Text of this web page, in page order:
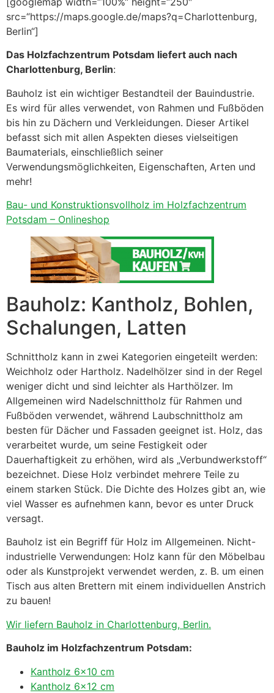
src=“https://maps.google.de/maps?q=Charlottenburg,
Berlin“]
Das Holzfachzentrum Potsdam liefert auch nach
Charlottenburg, Berlin:
Bauholz ist ein wichtiger Bestandteil der Bauindustrie.
Es wird für alles verwendet, von Rahmen und Fußböden
bis hin zu Dächern und Verkleidungen. Dieser Artikel
befasst sich mit allen Aspekten dieses vielseitigen
Baumaterials, einschließlich seiner
Verwendungsmöglichkeiten, Eigenschaften, Arten und
mehr!
Bau- und Konstruktionsvollholz im Holzfachzentrum
Potsdam – Onlineshop
Bauholz: Kantholz, Bohlen,
Schalungen, Latten
Schnittholz kann in zwei Kategorien eingeteilt werden:
Weichholz oder Hartholz. Nadelhölzer sind in der Regel
weniger dicht und sind leichter als Harthölzer. Im
Allgemeinen wird Nadelschnittholz für Rahmen und
Fußböden verwendet, während Laubschnittholz am
besten für Dächer und Fassaden geeignet ist. Holz, das
verarbeitet wurde, um seine Festigkeit oder
Dauerhaftigkeit zu erhöhen, wird als „Verbundwerkstoff“
bezeichnet. Diese Holz verbindet mehrere Teile zu
einem starken Stück. Die Dichte des Holzes gibt an, wie
viel Wasser es aufnehmen kann, bevor es unter Druck
versagt.
Bauholz ist ein Begriff für Holz im Allgemeinen. Nicht-
industrielle Verwendungen: Holz kann für den Möbelbau
oder als Kunstprojekt verwendet werden, z. B. um einen
Tisch aus alten Brettern mit einem individuellen Anstrich
zu bauen!
Wir liefern Bauholz in Charlottenburg, Berlin.
Bauholz im Holzfachzentrum Potsdam:
Kantholz 6×10 cm
Kantholz 6×12 cm